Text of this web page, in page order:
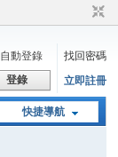
自動登錄
找回密碼
登錄 立即註冊
快捷導航